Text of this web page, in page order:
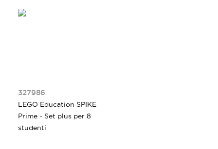
327986
LEGO Education SPIKE
Prime - Set plus per 8
studenti